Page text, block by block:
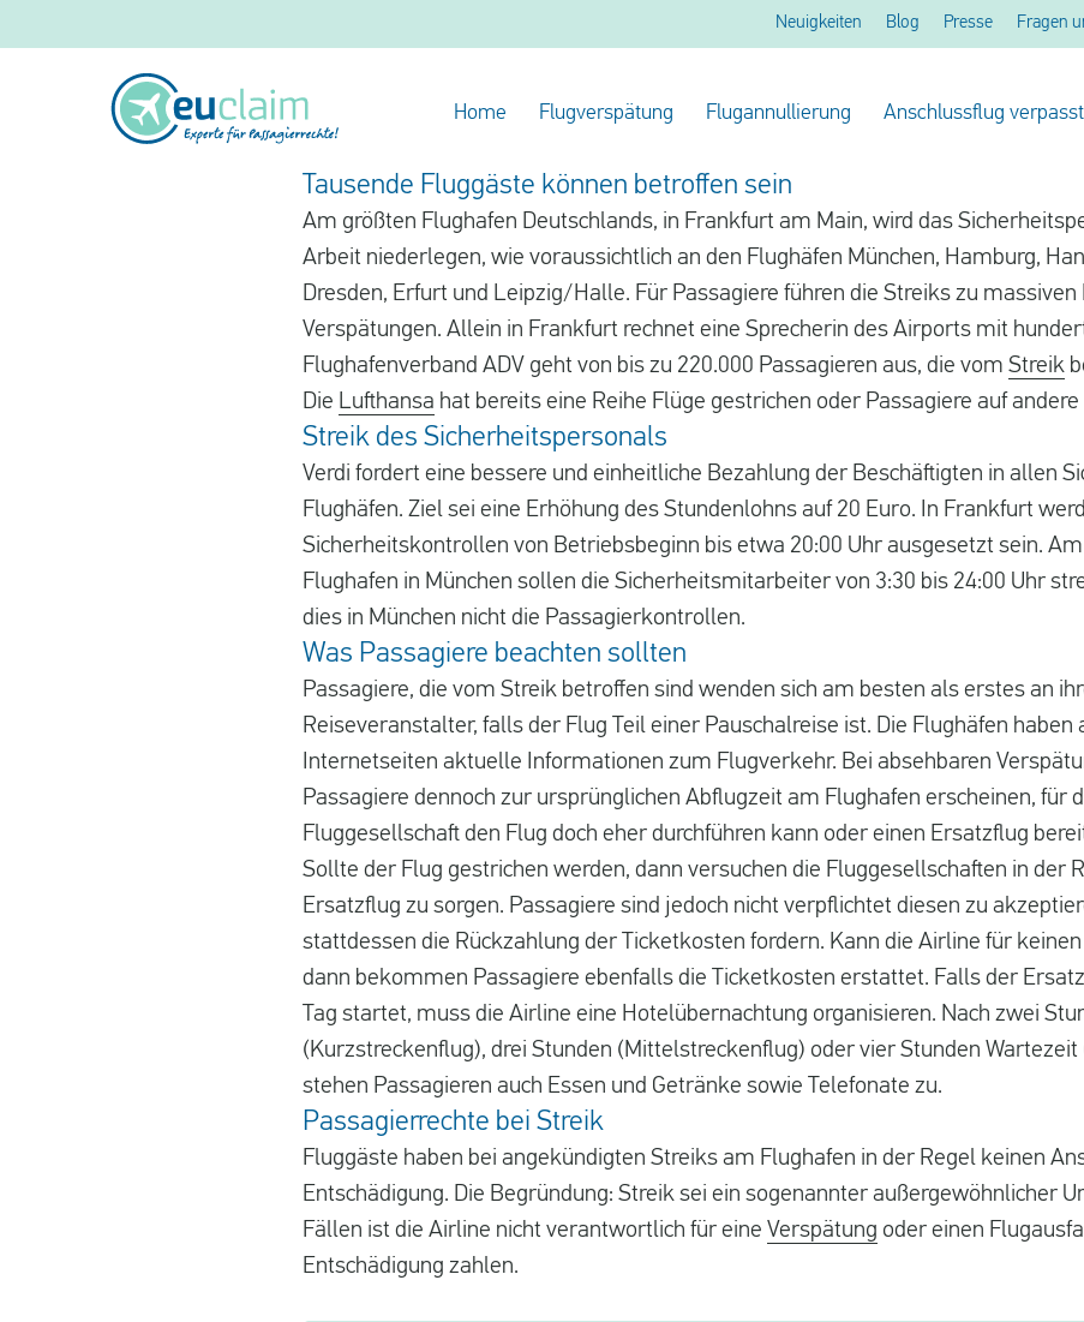
Neuigkeiten Blog Presse Fragen
Home Flugverspätung Flugannullierung Anschlussflug verpasst
Tausende Fluggäste können betroffen sein
Am größten Flughafen Deutschlands, in Frankfurt am Main, wird das
Arbeit niederlegen, wie voraussichtlich an den Flughäfen München, Hamburg,
Dresden, Erfurt und Leipzig/Halle. Für Passagiere führen die Streiks zu
Verspätungen. Allein in Frankfurt rechnet eine Sprecherin des Airports mit
Flughafenverband ADV geht von bis zu 220.000 Passagieren aus, die vom Streik
Die Lufthansa hat bereits eine Reihe Flüge gestrichen oder Passagiere auf
Streik des Sicherheitspersonals
Verdi fordert eine bessere und einheitliche Bezahlung der Beschäftigten in allen
Flughäfen. Ziel sei eine Erhöhung des Stundenlohns auf 20 Euro. In Frankfurt
Sicherheitskontrollen von Betriebsbeginn bis etwa 20:00 Uhr ausgesetzt sein.
Flughafen in München sollen die Sicherheitsmitarbeiter von 3:30 bis 24:00 Uhr
dies in München nicht die Passagierkontrollen.
Was Passagiere beachten sollten
Passagiere, die vom Streik betroffen sind wenden sich am besten als erstes an
Reiseveranstalter, falls der Flug Teil einer Pauschalreise ist. Die Flughäfen haben
Internetseiten aktuelle Informationen zum Flugverkehr. Bei absehbaren
Passagiere dennoch zur ursprünglichen Abflugzeit am Flughafen erscheinen, für
Fluggesellschaft den Flug doch eher durchführen kann oder einen Ersatzflug
Sollte der Flug gestrichen werden, dann versuchen die Fluggesellschaften in der
Ersatzflug zu sorgen. Passagiere sind jedoch nicht verpflichtet diesen zu
stattdessen die Rückzahlung der Ticketkosten fordern. Kann die Airline für
dann bekommen Passagiere ebenfalls die Ticketkosten erstattet. Falls der
Tag startet, muss die Airline eine Hotelübernachtung organisieren. Nach zwei
(Kurzstreckenflug), drei Stunden (Mittelstreckenflug) oder vier Stunden
stehen Passagieren auch Essen und Getränke sowie Telefonate zu.
Passagierrechte bei Streik
Fluggäste haben bei angekündigten Streiks am Flughafen in der Regel keinen
Entschädigung. Die Begründung: Streik sei ein sogenannter außergewöhnlicher
Fällen ist die Airline nicht verantwortlich für eine Verspätung oder einen
Entschädigung zahlen.